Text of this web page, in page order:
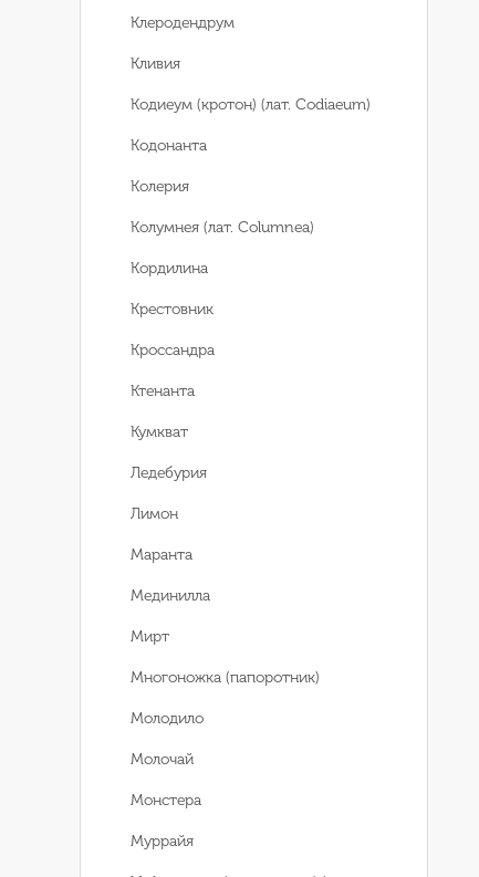
Клеродендрум
Кливия
Кодиеум (кротон) (лат. Codiaeum)
Кодонанта
Колерия
Колумнея (лат. Columnea)
Кордилина
Крестовник
Кроссандра
Ктенанта
Кумкват
Ледебурия
Лимон
Маранта
Мединилла
Мирт
Многоножка (папоротник)
Молодило
Молочай
Монстера
Муррайя